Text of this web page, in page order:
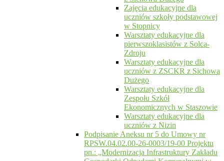
Zajęcia edukacyjne dla
uczniów szkoły podstawowej
w Stopnicy
Warsztaty edukacyjne dla
pierwszoklasistów z Solca-
Zdroju
Warsztaty edukacyjne dla
uczniów z ZSCKR z Sichowa
Dużego
Warsztaty edukacyjne dla
Zespołu Szkół
Ekonomicznych w Staszowie
Warsztaty edukacyjne dla
uczniów z Nizin
Podpisanie Aneksu nr 5 do Umowy nr
RPSW.04.02.00-26-0003/19-00 Projektu
pn.: „Modernizacja Infrastruktury Zakładu